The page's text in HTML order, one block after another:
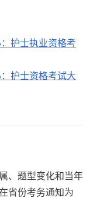
护士执业资格考
护士资格考试大
、题型变化和当年
省份考务通知为